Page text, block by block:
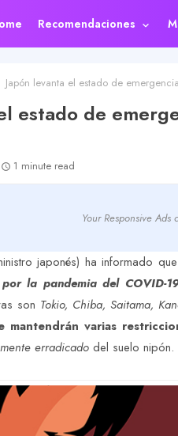
Recomendaciones
Japón levanta el estado de
estado de
1 minute read
Your Responsive
japonés) ha informado
la pandemia del COVID-
son Tokio, Chiba, Saitama,
varias
erradicadodel suelo nipón.